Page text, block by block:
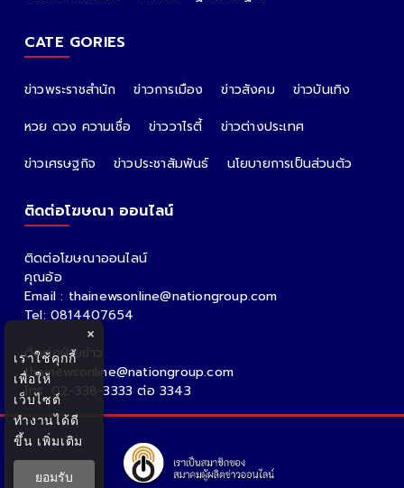
CATE GORIES
ข่าวพระราชสำนัก ข่าวการเมือง ข่าวสังคม
ข่าวบันเทิง
หวย ดวง ความเชื่อ
ข่าววาไรตี้
ข่าวต่างประเทศ
ข่าวเศรษฐกิจ
ข่าวประชาสัมพันธ์ นโยบายการเป็นส่วนตัว
ติดต่อโฆษณา ออนไลน์
ติดต่อโฆษณาออนไลน์
คุณอ้อ
Email : thainewsonline@nationgroup.com
Tel: 0814407654
ติดต่อฝ่ายข่าว
thainewsonline@nationgroup.com
โทร. 02-338-3333 ต่อ 3343
×
เราใช้คุกกี้
เพื่อให้
เว็บไซต์
ทำงานได้ดี
ขึ้น เพิ่มเติม
ยอมรับ